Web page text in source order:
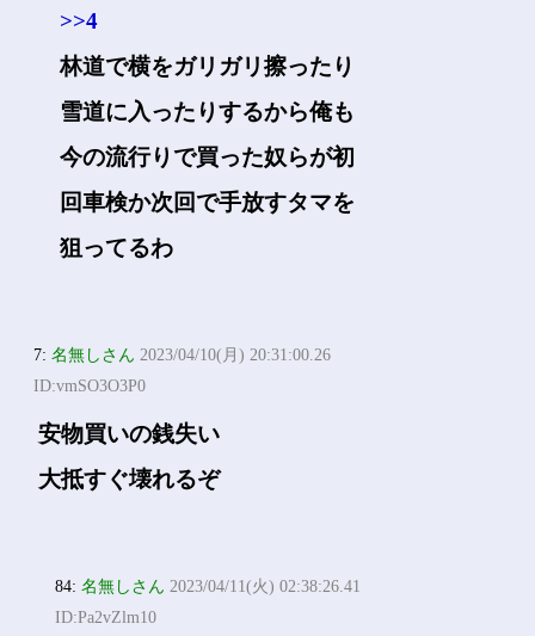
>>4
林道で横をガリガリ擦ったり
雪道に入ったりするから俺も
今の流行りで買った奴らが初
回車検か次回で手放すタマを
狙ってるわ
7:名無しさん 2023/04/10(月) 20:31:00.26
ID:vmSO3O3P0
安物買いの銭失い
大抵すぐ壊れるぞ
84:名無しさん 2023/04/11(火) 02:38:26.41
ID:Pa2vZlm10